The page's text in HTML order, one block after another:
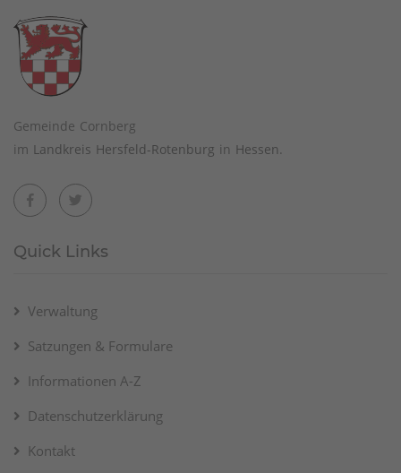
Gemeinde Cornberg
im Landkreis Hersfeld-Rotenburg in Hessen.
Quick Links
Verwaltung
Satzungen & Formulare
Informationen A-Z
Datenschutzerklärung
Kontakt